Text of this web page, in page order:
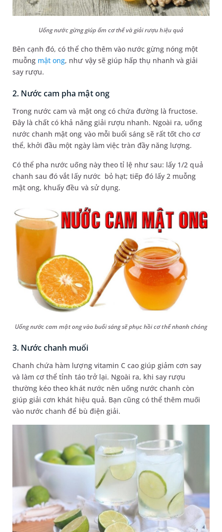
Uống nước gừng giúp ấm cơ thể và giải rượu hiệu quả
Bên cạnh đó, có thể cho thêm vào nước gừng nóng một
muỗng mật ong, như vậy sẽ giúp hấp thụ nhanh và giải
say rượu.
2. Nước cam pha mật ong
Trong nước cam và mật ong có chứa đường là fructose.
Đây là chất có khả năng giải rượu nhanh. Ngoài ra, uống
nước chanh mật ong vào mỗi buổi sáng sẽ rất tốt cho cơ
thể, khởi đầu một ngày làm việc tràn đầy năng lượng.
Có thể pha nước uống này theo tỉ lệ như sau: lấy 1/2 quả
chanh sau đó vắt lấy nước bỏ hạt; tiếp đó lấy 2 muỗng
mật ong, khuấy đều và sử dụng.
Uống nước cam mật ong vào buổi sáng sẽ phục hồi cơ thể nhanh chóng
3. Nước chanh muối
Chanh chứa hàm lượng vitamin C cao giúp giảm cơn say
và làm cơ thể tỉnh táo trở lại. Ngoài ra, khi say rượu
thường kéo theo khát nước nên uống nước chanh còn
giúp giải cơn khát hiệu quả. Bạn cũng có thể thêm muối
vào nước chanh để bù điện giải.